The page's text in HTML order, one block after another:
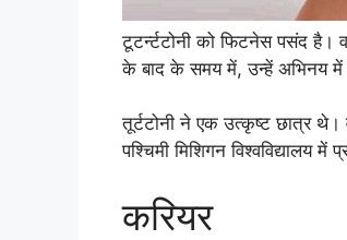
टूटर्न्टटोनी को फिटनेस पसंद है।
के बाद के समय में, उन्हें अभिनय में
तूर्टटोनी ने एक उत्कृष्ट छात्र
पश्चिमी मिशिगन विश्वविद्यालय
करियर